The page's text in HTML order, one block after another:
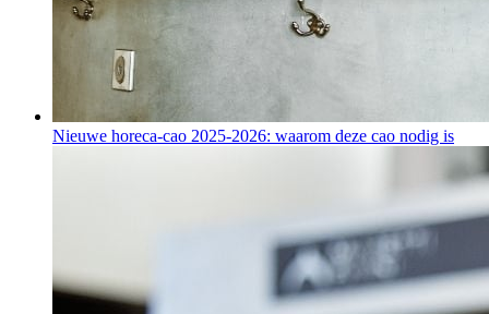
Nieuwe horeca-cao 2025-2026: waarom deze cao nodig is